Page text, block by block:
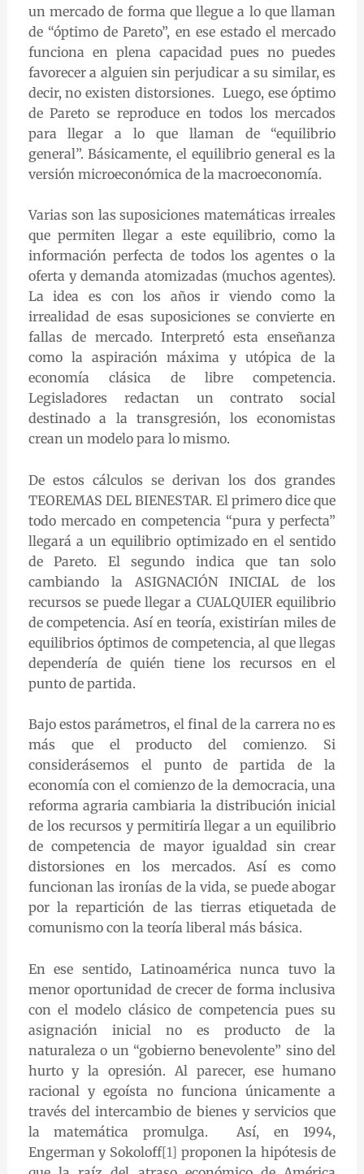
un mercado de forma que llegue a lo que llaman
de “óptimo de Pareto”, en ese estado el mercado
funciona en plena capacidad pues no puedes
favorecer a alguien sin perjudicar a su similar, es
decir, no existen distorsiones. Luego, ese óptimo
de Pareto se reproduce en todos los mercados
para llegar a lo que llaman de “equilibrio
general”. Básicamente, el equilibrio general es la
versión microeconómica de la macroeconomía.
Varias son las suposiciones matemáticas irreales
que permiten llegar a este equilibrio, como la
información perfecta de todos los agentes o la
oferta y demanda atomizadas (muchos agentes).
La idea es con los años ir viendo como la
irrealidad de esas suposiciones se convierte en
fallas de mercado. Interpretó esta enseñanza
como la aspiración máxima y utópica de la
economía clásica de libre competencia.
Legisladores redactan un contrato social
destinado a la transgresión, los economistas
crean un modelo para lo mismo.
De estos cálculos se derivan los dos grandes
TEOREMAS DEL BIENESTAR. El primero dice que
todo mercado en competencia “pura y perfecta”
llegará a un equilibrio optimizado en el sentido
de Pareto. El segundo indica que tan solo
cambiando la ASIGNACIÓN INICIAL de los
recursos se puede llegar a CUALQUIER equilibrio
de competencia. Así en teoría, existirían miles de
equilibrios óptimos de competencia, al que llegas
dependería de quién tiene los recursos en el
punto de partida.
Bajo estos parámetros, el final de la carrera no es
más que el producto del comienzo. Si
considerásemos el punto de partida de la
economía con el comienzo de la democracia, una
reforma agraria cambiaria la distribución inicial
de los recursos y permitiría llegar a un equilibrio
de competencia de mayor igualdad sin crear
distorsiones en los mercados. Así es como
funcionan las ironías de la vida, se puede abogar
por la repartición de las tierras etiquetada de
comunismo con la teoría liberal más básica.
En ese sentido, Latinoamérica nunca tuvo la
menor oportunidad de crecer de forma inclusiva
con el modelo clásico de competencia pues su
asignación inicial no es producto de la
naturaleza o un “gobierno benevolente” sino del
hurto y la opresión. Al parecer, ese humano
racional y egoísta no funciona únicamente a
través del intercambio de bienes y servicios que
la matemática promulga. Así, en 1994,
Engerman y Sokoloff[1] proponen la hipótesis de